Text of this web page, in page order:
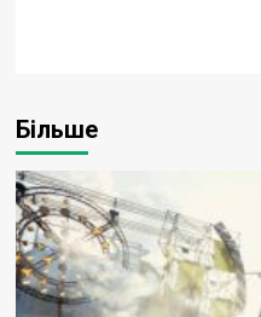
Більше